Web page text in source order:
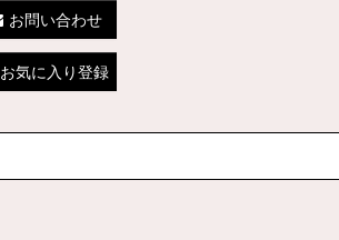
お問い合わせ
お気に入り登録